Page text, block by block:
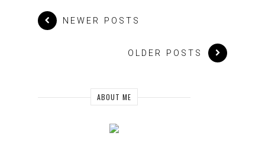
NEWER POSTS
OLDER POSTS
ABOUT ME